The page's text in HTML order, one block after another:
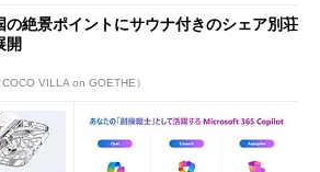
の絶景ポイントにサウナ付きのシェア別荘
開
VILLA on GOETHE）